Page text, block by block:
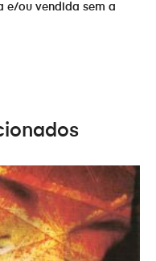
e/ou vendida sem a